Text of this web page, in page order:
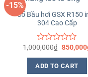
-15%
Cổ Bầu hơi GSX R150
304 Cao Cấp
Rated
0
out
of
1,000,000₫ 850,000
ADD TO CART